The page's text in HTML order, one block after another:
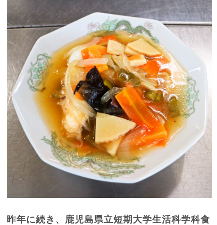
昨年に続き、鹿児島県立短期大学生活科学科食